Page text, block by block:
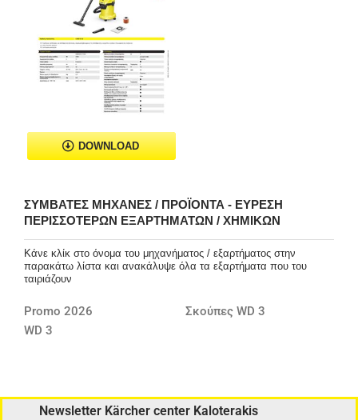
DOWNLOAD
ΣΥΜΒΑΤΈΣ ΜΗΧΑΝΈΣ / ΠΡΟΪΌΝΤΑ - ΕΎΡΕΣΗ
ΠΕΡΙΣΣΌΤΕΡΩΝ ΕΞΑΡΤΗΜΆΤΩΝ / ΧΗΜΙΚΏΝ
Κάνε κλίκ στο όνομα του μηχανήματος / εξαρτήματος στην
παρακάτω λίστα και ανακάλυψε όλα τα εξαρτήματα που του
ταιριάζουν
Promo 2026
WD 3
Σκούπες WD 3
Newsletter Kärcher center Kaloterakis